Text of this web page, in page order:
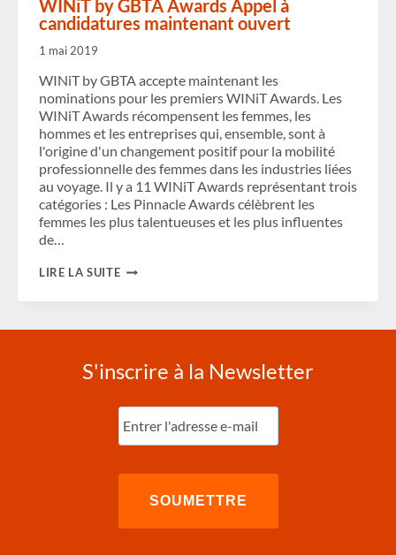
RAGAN
PR
DEUX
CATÉGORIES :
JOURNÉE
DES
MÉDIAS
ET
SITE
WEB
REPENSÉ
WINiT by GBTA Awards Appel à
candidatures maintenant ouvert
1 mai 2019
WINiT by GBTA accepte maintenant les
nominations pour les premiers WINiT Awards. Les
WINiT Awards récompensent les femmes, les
hommes et les entreprises qui, ensemble, sont à
l'origine d'un changement positif pour la mobilité
professionnelle des femmes dans les industries liées
au voyage. Il y a 11 WINiT Awards représentant trois
catégories : Les Pinnacle Awards célèbrent les
femmes les plus talentueuses et les plus influentes
de…
LIRE LA SUITEWINIT
MAINTENANT
OUVERT
S'inscrire à la Newsletter
Entrez
l'e-
mail